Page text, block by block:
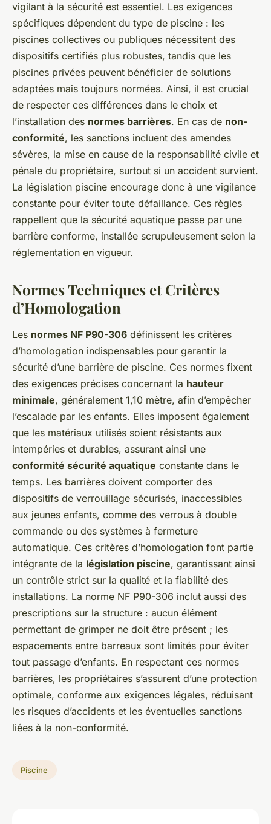
vigilant à la sécurité est essentiel. Les exigences
spécifiques dépendent du type de piscine : les
piscines collectives ou publiques nécessitent des
dispositifs certifiés plus robustes, tandis que les
piscines privées peuvent bénéficier de solutions
adaptées mais toujours normées. Ainsi, il est crucial
de respecter ces différences dans le choix et
l’installation des normes barrières. En cas de non-
conformité, les sanctions incluent des amendes
sévères, la mise en cause de la responsabilité civile et
pénale du propriétaire, surtout si un accident survient.
La législation piscine encourage donc à une vigilance
constante pour éviter toute défaillance. Ces règles
rappellent que la sécurité aquatique passe par une
barrière conforme, installée scrupuleusement selon la
réglementation en vigueur.
Normes Techniques et Critères
d’Homologation
Les normes NF P90-306 définissent les critères
d’homologation indispensables pour garantir la
sécurité d’une barrière de piscine. Ces normes fixent
des exigences précises concernant la hauteur
minimale, généralement 1,10 mètre, afin d’empêcher
l’escalade par les enfants. Elles imposent également
que les matériaux utilisés soient résistants aux
intempéries et durables, assurant ainsi une
conformité sécurité aquatique constante dans le
temps. Les barrières doivent comporter des
dispositifs de verrouillage sécurisés, inaccessibles
aux jeunes enfants, comme des verrous à double
commande ou des systèmes à fermeture
automatique. Ces critères d’homologation font partie
intégrante de la législation piscine, garantissant ainsi
un contrôle strict sur la qualité et la fiabilité des
installations. La norme NF P90-306 inclut aussi des
prescriptions sur la structure : aucun élément
permettant de grimper ne doit être présent ; les
espacements entre barreaux sont limités pour éviter
tout passage d’enfants. En respectant ces normes
barrières, les propriétaires s’assurent d’une protection
optimale, conforme aux exigences légales, réduisant
les risques d’accidents et les éventuelles sanctions
liées à la non-conformité.
Piscine